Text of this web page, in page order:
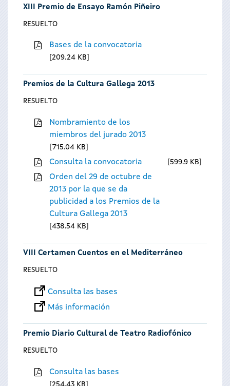
XIII Premio de Ensayo Ramón Piñeiro
RESUELTO
Bases de la convocatoria
209.24 KB
Premios de la Cultura Gallega 2013
RESUELTO
Nombramiento de los
miembros del jurado 2013
715.04 KB
Consulta la convocatoria 599.9 KB
Orden del 29 de octubre de
2013 por la que se da
publicidad a los Premios de la
Cultura Gallega 2013
438.54 KB
VIII Certamen Cuentos en el Mediterráneo
RESUELTO
Consulta las bases
Más información
Premio Diario Cultural de Teatro Radiofónico
RESUELTO
Consulta las bases
254.43 KB